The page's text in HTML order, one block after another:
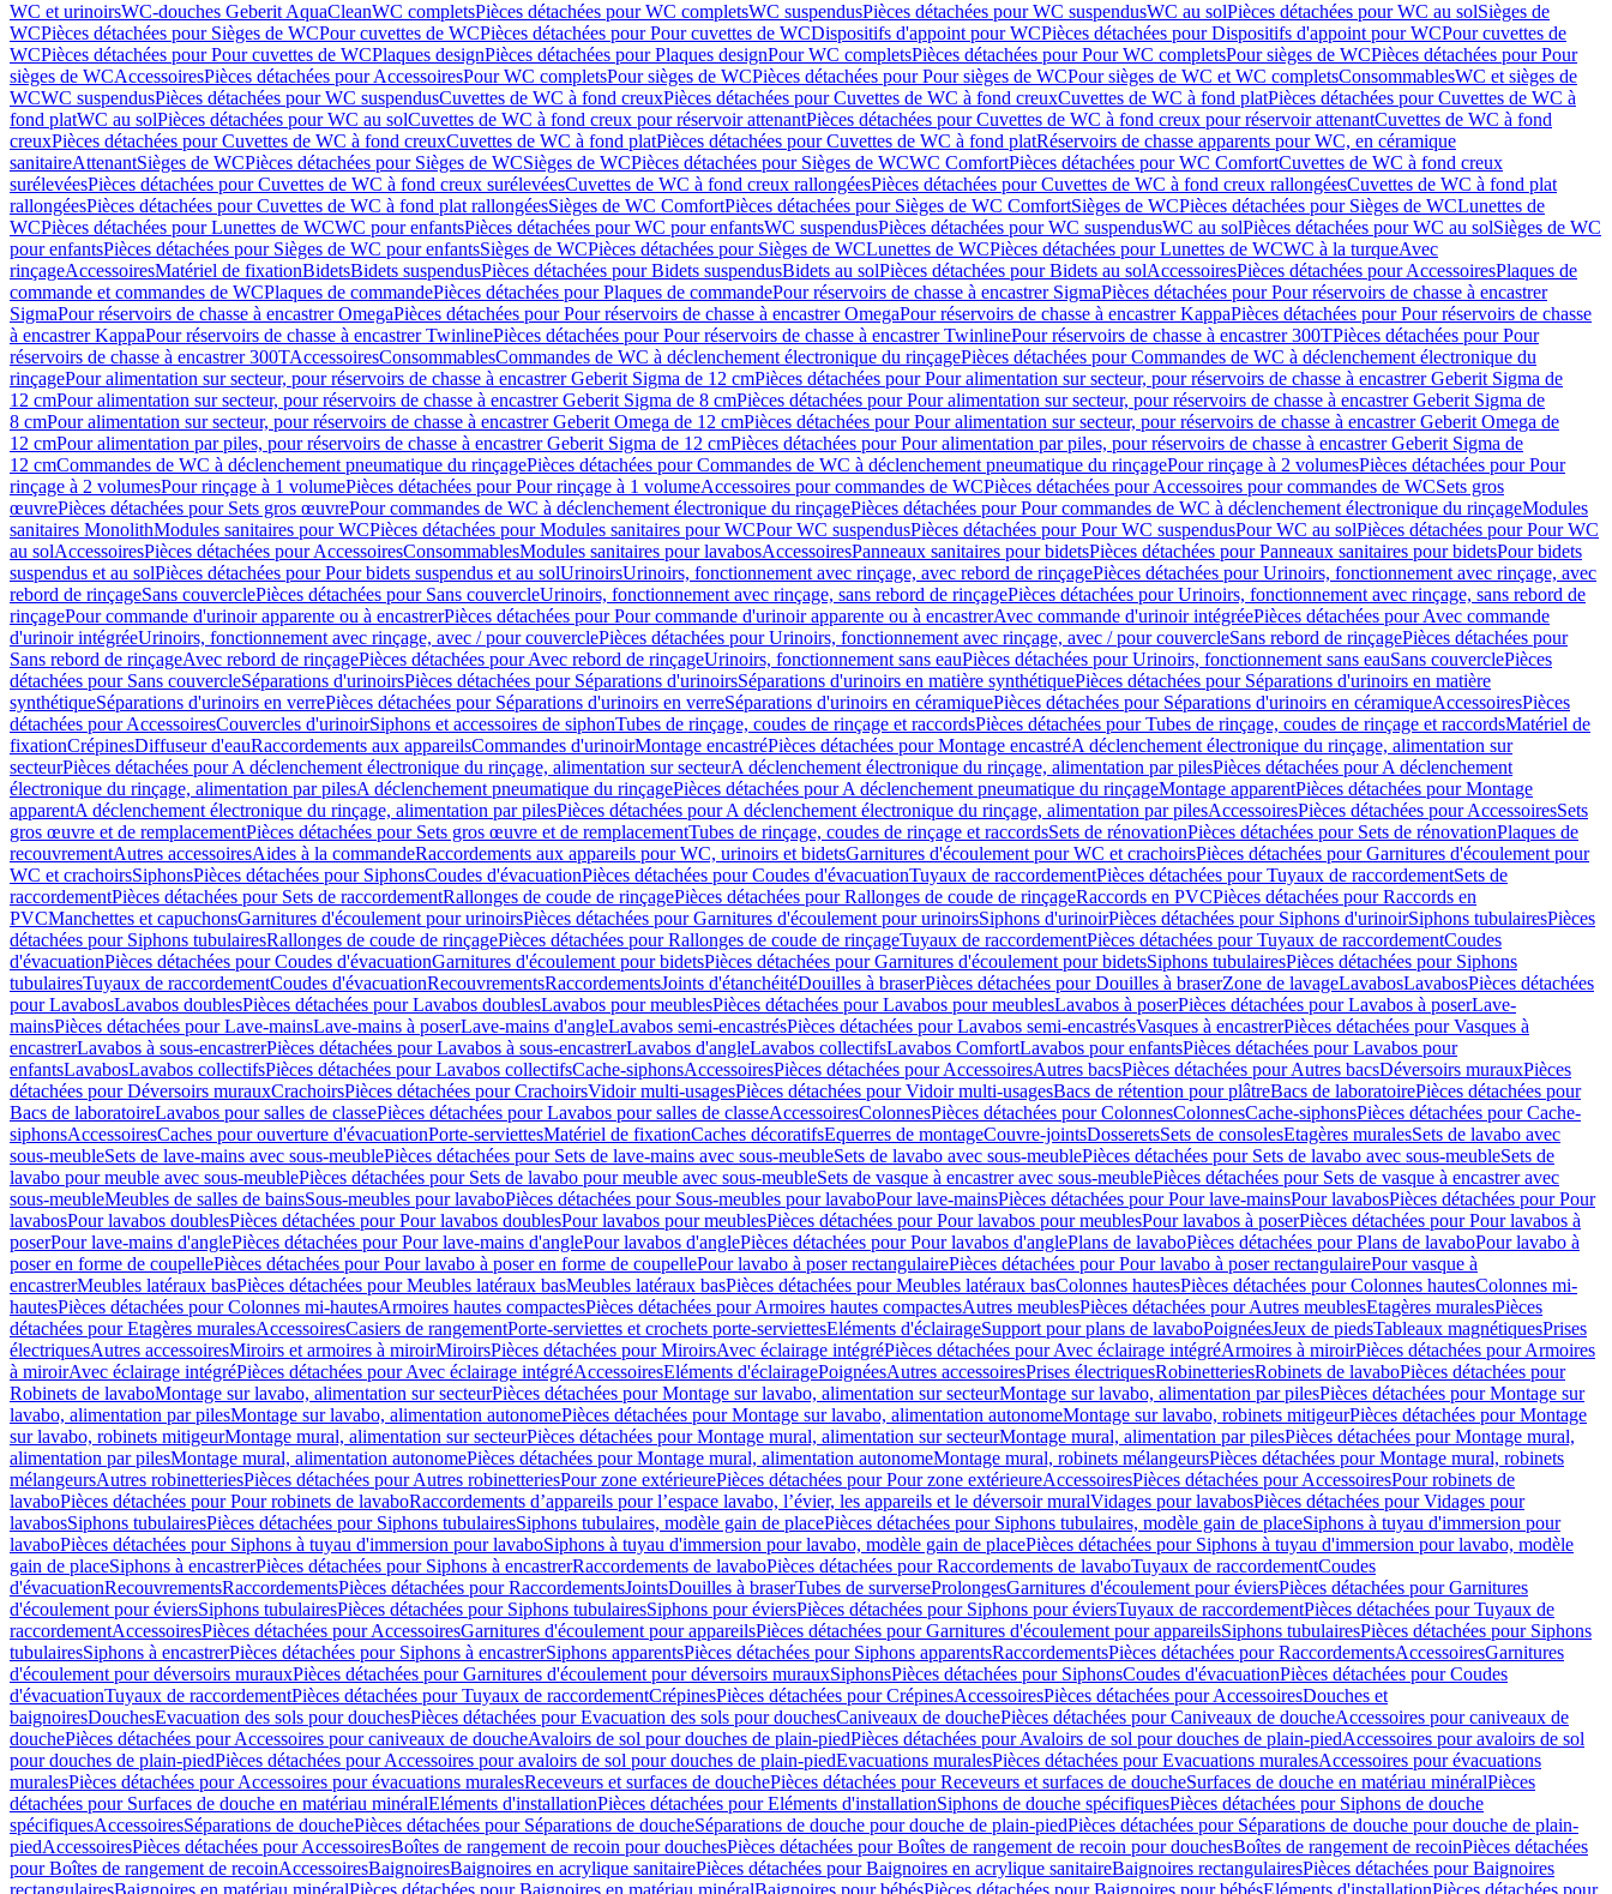
WC et urinoirsWC-douches Geberit AquaCleanWC completsPièces détachées pour WC completsWC suspendusPièces détachées pour WC suspendusWC au solPièces détachées pour WC au solSièges de
WCPièces détachées pour Sièges de WCPour cuvettes de WCPièces détachées pour Pour cuvettes de WCDispositifs d'appoint pour WCPièces détachées pour Dispositifs d'appoint pour WCPour cuvettes de
WCPièces détachées pour Pour cuvettes de WCPlaques designPièces détachées pour Plaques designPour WC completsPièces détachées pour Pour WC completsPour sièges de WCPièces détachées pour Pour
sièges de WCAccessoiresPièces détachées pour AccessoiresPour WC completsPour sièges de WCPièces détachées pour Pour sièges de WCPour sièges de WC et WC completsConsommablesWC et sièges de
WCWC suspendusPièces détachées pour WC suspendusCuvettes de WC à fond creuxPièces détachées pour Cuvettes de WC à fond creuxCuvettes de WC à fond platPièces détachées pour Cuvettes de WC à
fond platWC au solPièces détachées pour WC au solCuvettes de WC à fond creux pour réservoir attenantPièces détachées pour Cuvettes de WC à fond creux pour réservoir attenantCuvettes de WC à fond
creuxPièces détachées pour Cuvettes de WC à fond creuxCuvettes de WC à fond platPièces détachées pour Cuvettes de WC à fond platRéservoirs de chasse apparents pour WC, en céramique
sanitaireAttenantSièges de WCPièces détachées pour Sièges de WCSièges de WCPièces détachées pour Sièges de WCWC ComfortPièces détachées pour WC ComfortCuvettes de WC à fond creux
surélevéesPièces détachées pour Cuvettes de WC à fond creux surélevéesCuvettes de WC à fond creux rallongéesPièces détachées pour Cuvettes de WC à fond creux rallongéesCuvettes de WC à fond plat
rallongéesPièces détachées pour Cuvettes de WC à fond plat rallongéesSièges de WC ComfortPièces détachées pour Sièges de WC ComfortSièges de WCPièces détachées pour Sièges de WCLunettes de
WCPièces détachées pour Lunettes de WCWC pour enfantsPièces détachées pour WC pour enfantsWC suspendusPièces détachées pour WC suspendusWC au solPièces détachées pour WC au solSièges de WC
pour enfantsPièces détachées pour Sièges de WC pour enfantsSièges de WCPièces détachées pour Sièges de WCLunettes de WCPièces détachées pour Lunettes de WCWC à la turqueAvec
rinçageAccessoiresMatériel de fixationBidetsBidets suspendusPièces détachées pour Bidets suspendusBidets au solPièces détachées pour Bidets au solAccessoiresPièces détachées pour AccessoiresPlaques de
commande et commandes de WCPlaques de commandePièces détachées pour Plaques de commandePour réservoirs de chasse à encastrer SigmaPièces détachées pour Pour réservoirs de chasse à encastrer
SigmaPour réservoirs de chasse à encastrer OmegaPièces détachées pour Pour réservoirs de chasse à encastrer OmegaPour réservoirs de chasse à encastrer KappaPièces détachées pour Pour réservoirs de chasse
à encastrer KappaPour réservoirs de chasse à encastrer TwinlinePièces détachées pour Pour réservoirs de chasse à encastrer TwinlinePour réservoirs de chasse à encastrer 300TPièces détachées pour Pour
réservoirs de chasse à encastrer 300TAccessoiresConsommablesCommandes de WC à déclenchement électronique du rinçagePièces détachées pour Commandes de WC à déclenchement électronique du
rinçagePour alimentation sur secteur, pour réservoirs de chasse à encastrer Geberit Sigma de 12 cmPièces détachées pour Pour alimentation sur secteur, pour réservoirs de chasse à encastrer Geberit Sigma de
12 cmPour alimentation sur secteur, pour réservoirs de chasse à encastrer Geberit Sigma de 8 cmPièces détachées pour Pour alimentation sur secteur, pour réservoirs de chasse à encastrer Geberit Sigma de
8 cmPour alimentation sur secteur, pour réservoirs de chasse à encastrer Geberit Omega de 12 cmPièces détachées pour Pour alimentation sur secteur, pour réservoirs de chasse à encastrer Geberit Omega de
12 cmPour alimentation par piles, pour réservoirs de chasse à encastrer Geberit Sigma de 12 cmPièces détachées pour Pour alimentation par piles, pour réservoirs de chasse à encastrer Geberit Sigma de
12 cmCommandes de WC à déclenchement pneumatique du rinçagePièces détachées pour Commandes de WC à déclenchement pneumatique du rinçagePour rinçage à 2 volumesPièces détachées pour Pour
rinçage à 2 volumesPour rinçage à 1 volumePièces détachées pour Pour rinçage à 1 volumeAccessoires pour commandes de WCPièces détachées pour Accessoires pour commandes de WCSets gros
œuvrePièces détachées pour Sets gros œuvrePour commandes de WC à déclenchement électronique du rinçagePièces détachées pour Pour commandes de WC à déclenchement électronique du rinçageModules
sanitaires MonolithModules sanitaires pour WCPièces détachées pour Modules sanitaires pour WCPour WC suspendusPièces détachées pour Pour WC suspendusPour WC au solPièces détachées pour Pour WC
au solAccessoiresPièces détachées pour AccessoiresConsommablesModules sanitaires pour lavabosAccessoiresPanneaux sanitaires pour bidetsPièces détachées pour Panneaux sanitaires pour bidetsPour bidets
suspendus et au solPièces détachées pour Pour bidets suspendus et au solUrinoirsUrinoirs, fonctionnement avec rinçage, avec rebord de rinçagePièces détachées pour Urinoirs, fonctionnement avec rinçage, avec
rebord de rinçageSans couverclePièces détachées pour Sans couvercleUrinoirs, fonctionnement avec rinçage, sans rebord de rinçagePièces détachées pour Urinoirs, fonctionnement avec rinçage, sans rebord de
rinçagePour commande d'urinoir apparente ou à encastrerPièces détachées pour Pour commande d'urinoir apparente ou à encastrerAvec commande d'urinoir intégréePièces détachées pour Avec commande
d'urinoir intégréeUrinoirs, fonctionnement avec rinçage, avec / pour couverclePièces détachées pour Urinoirs, fonctionnement avec rinçage, avec / pour couvercleSans rebord de rinçagePièces détachées pour
Sans rebord de rinçageAvec rebord de rinçagePièces détachées pour Avec rebord de rinçageUrinoirs, fonctionnement sans eauPièces détachées pour Urinoirs, fonctionnement sans eauSans couverclePièces
détachées pour Sans couvercleSéparations d'urinoirsPièces détachées pour Séparations d'urinoirsSéparations d'urinoirs en matière synthétiquePièces détachées pour Séparations d'urinoirs en matière
synthétiqueSéparations d'urinoirs en verrePièces détachées pour Séparations d'urinoirs en verreSéparations d'urinoirs en céramiquePièces détachées pour Séparations d'urinoirs en céramiqueAccessoiresPièces
détachées pour AccessoiresCouvercles d'urinoirSiphons et accessoires de siphonTubes de rinçage, coudes de rinçage et raccordsPièces détachées pour Tubes de rinçage, coudes de rinçage et raccordsMatériel de
fixationCrépinesDiffuseur d'eauRaccordements aux appareilsCommandes d'urinoirMontage encastréPièces détachées pour Montage encastréA déclenchement électronique du rinçage, alimentation sur
secteurPièces détachées pour A déclenchement électronique du rinçage, alimentation sur secteurA déclenchement électronique du rinçage, alimentation par pilesPièces détachées pour A déclenchement
électronique du rinçage, alimentation par pilesA déclenchement pneumatique du rinçagePièces détachées pour A déclenchement pneumatique du rinçageMontage apparentPièces détachées pour Montage
apparentA déclenchement électronique du rinçage, alimentation par pilesPièces détachées pour A déclenchement électronique du rinçage, alimentation par pilesAccessoiresPièces détachées pour AccessoiresSets
gros œuvre et de remplacementPièces détachées pour Sets gros œuvre et de remplacementTubes de rinçage, coudes de rinçage et raccordsSets de rénovationPièces détachées pour Sets de rénovationPlaques de
recouvrementAutres accessoiresAides à la commandeRaccordements aux appareils pour WC, urinoirs et bidetsGarnitures d'écoulement pour WC et crachoirsPièces détachées pour Garnitures d'écoulement pour
WC et crachoirsSiphonsPièces détachées pour SiphonsCoudes d'évacuationPièces détachées pour Coudes d'évacuationTuyaux de raccordementPièces détachées pour Tuyaux de raccordementSets de
raccordementPièces détachées pour Sets de raccordementRallonges de coude de rinçagePièces détachées pour Rallonges de coude de rinçageRaccords en PVCPièces détachées pour Raccords en
PVCManchettes et capuchonsGarnitures d'écoulement pour urinoirsPièces détachées pour Garnitures d'écoulement pour urinoirsSiphons d'urinoirPièces détachées pour Siphons d'urinoirSiphons tubulairesPièces
détachées pour Siphons tubulairesRallonges de coude de rinçagePièces détachées pour Rallonges de coude de rinçageTuyaux de raccordementPièces détachées pour Tuyaux de raccordementCoudes
d'évacuationPièces détachées pour Coudes d'évacuationGarnitures d'écoulement pour bidetsPièces détachées pour Garnitures d'écoulement pour bidetsSiphons tubulairesPièces détachées pour Siphons
tubulairesTuyaux de raccordementCoudes d'évacuationRecouvrementsRaccordementsJoints d'étanchéitéDouilles à braserPièces détachées pour Douilles à braserZone de lavageLavabosLavabosPièces détachées
pour LavabosLavabos doublesPièces détachées pour Lavabos doublesLavabos pour meublesPièces détachées pour Lavabos pour meublesLavabos à poserPièces détachées pour Lavabos à poserLave-
mainsPièces détachées pour Lave-mainsLave-mains à poserLave-mains d'angleLavabos semi-encastrésPièces détachées pour Lavabos semi-encastrésVasques à encastrerPièces détachées pour Vasques à
encastrerLavabos à sous-encastrerPièces détachées pour Lavabos à sous-encastrerLavabos d'angleLavabos collectifsLavabos ComfortLavabos pour enfantsPièces détachées pour Lavabos pour
enfantsLavabosLavabos collectifsPièces détachées pour Lavabos collectifsCache-siphonsAccessoiresPièces détachées pour AccessoiresAutres bacsPièces détachées pour Autres bacsDéversoirs murauxPièces
détachées pour Déversoirs murauxCrachoirsPièces détachées pour CrachoirsVidoir multi-usagesPièces détachées pour Vidoir multi-usagesBacs de rétention pour plâtreBacs de laboratoirePièces détachées pour
Bacs de laboratoireLavabos pour salles de classePièces détachées pour Lavabos pour salles de classeAccessoiresColonnesPièces détachées pour ColonnesColonnesCache-siphonsPièces détachées pour Cache-
siphonsAccessoiresCaches pour ouverture d'évacuationPorte-serviettesMatériel de fixationCaches décoratifsEquerres de montageCouvre-jointsDosseretsSets de consolesEtagères muralesSets de lavabo avec
sous-meubleSets de lave-mains avec sous-meublePièces détachées pour Sets de lave-mains avec sous-meubleSets de lavabo avec sous-meublePièces détachées pour Sets de lavabo avec sous-meubleSets de
lavabo pour meuble avec sous-meublePièces détachées pour Sets de lavabo pour meuble avec sous-meubleSets de vasque à encastrer avec sous-meublePièces détachées pour Sets de vasque à encastrer avec
sous-meubleMeubles de salles de bainsSous-meubles pour lavaboPièces détachées pour Sous-meubles pour lavaboPour lave-mainsPièces détachées pour Pour lave-mainsPour lavabosPièces détachées pour Pour
lavabosPour lavabos doublesPièces détachées pour Pour lavabos doublesPour lavabos pour meublesPièces détachées pour Pour lavabos pour meublesPour lavabos à poserPièces détachées pour Pour lavabos à
poserPour lave-mains d'anglePièces détachées pour Pour lave-mains d'anglePour lavabos d'anglePièces détachées pour Pour lavabos d'anglePlans de lavaboPièces détachées pour Plans de lavaboPour lavabo à
poser en forme de coupellePièces détachées pour Pour lavabo à poser en forme de coupellePour lavabo à poser rectangulairePièces détachées pour Pour lavabo à poser rectangulairePour vasque à
encastrerMeubles latéraux basPièces détachées pour Meubles latéraux basMeubles latéraux basPièces détachées pour Meubles latéraux basColonnes hautesPièces détachées pour Colonnes hautesColonnes mi-
hautesPièces détachées pour Colonnes mi-hautesArmoires hautes compactesPièces détachées pour Armoires hautes compactesAutres meublesPièces détachées pour Autres meublesEtagères muralesPièces
détachées pour Etagères muralesAccessoiresCasiers de rangementPorte-serviettes et crochets porte-serviettesEléments d'éclairageSupport pour plans de lavaboPoignéesJeux de piedsTableaux magnétiquesPrises
électriquesAutres accessoiresMiroirs et armoires à miroirMiroirsPièces détachées pour MiroirsAvec éclairage intégréPièces détachées pour Avec éclairage intégréArmoires à miroirPièces détachées pour Armoires
à miroirAvec éclairage intégréPièces détachées pour Avec éclairage intégréAccessoiresEléments d'éclairagePoignéesAutres accessoiresPrises électriquesRobinetteriesRobinets de lavaboPièces détachées pour
Robinets de lavaboMontage sur lavabo, alimentation sur secteurPièces détachées pour Montage sur lavabo, alimentation sur secteurMontage sur lavabo, alimentation par pilesPièces détachées pour Montage sur
lavabo, alimentation par pilesMontage sur lavabo, alimentation autonomePièces détachées pour Montage sur lavabo, alimentation autonomeMontage sur lavabo, robinets mitigeurPièces détachées pour Montage
sur lavabo, robinets mitigeurMontage mural, alimentation sur secteurPièces détachées pour Montage mural, alimentation sur secteurMontage mural, alimentation par pilesPièces détachées pour Montage mural,
alimentation par pilesMontage mural, alimentation autonomePièces détachées pour Montage mural, alimentation autonomeMontage mural, robinets mélangeursPièces détachées pour Montage mural, robinets
mélangeursAutres robinetteriesPièces détachées pour Autres robinetteriesPour zone extérieurePièces détachées pour Pour zone extérieureAccessoiresPièces détachées pour AccessoiresPour robinets de
lavaboPièces détachées pour Pour robinets de lavaboRaccordements d’appareils pour l’espace lavabo, l’évier, les appareils et le déversoir muralVidages pour lavabosPièces détachées pour Vidages pour
lavabosSiphons tubulairesPièces détachées pour Siphons tubulairesSiphons tubulaires, modèle gain de placePièces détachées pour Siphons tubulaires, modèle gain de placeSiphons à tuyau d'immersion pour
lavaboPièces détachées pour Siphons à tuyau d'immersion pour lavaboSiphons à tuyau d'immersion pour lavabo, modèle gain de placePièces détachées pour Siphons à tuyau d'immersion pour lavabo, modèle
gain de placeSiphons à encastrerPièces détachées pour Siphons à encastrerRaccordements de lavaboPièces détachées pour Raccordements de lavaboTuyaux de raccordementCoudes
d'évacuationRecouvrementsRaccordementsPièces détachées pour RaccordementsJointsDouilles à braserTubes de surverseProlongesGarnitures d'écoulement pour éviersPièces détachées pour Garnitures
d'écoulement pour éviersSiphons tubulairesPièces détachées pour Siphons tubulairesSiphons pour éviersPièces détachées pour Siphons pour éviersTuyaux de raccordementPièces détachées pour Tuyaux de
raccordementAccessoiresPièces détachées pour AccessoiresGarnitures d'écoulement pour appareilsPièces détachées pour Garnitures d'écoulement pour appareilsSiphons tubulairesPièces détachées pour Siphons
tubulairesSiphons à encastrerPièces détachées pour Siphons à encastrerSiphons apparentsPièces détachées pour Siphons apparentsRaccordementsPièces détachées pour RaccordementsAccessoiresGarnitures
d'écoulement pour déversoirs murauxPièces détachées pour Garnitures d'écoulement pour déversoirs murauxSiphonsPièces détachées pour SiphonsCoudes d'évacuationPièces détachées pour Coudes
d'évacuationTuyaux de raccordementPièces détachées pour Tuyaux de raccordementCrépinesPièces détachées pour CrépinesAccessoiresPièces détachées pour AccessoiresDouches et
baignoiresDouchesEvacuation des sols pour douchesPièces détachées pour Evacuation des sols pour douchesCaniveaux de douchePièces détachées pour Caniveaux de doucheAccessoires pour caniveaux de
douchePièces détachées pour Accessoires pour caniveaux de doucheAvaloirs de sol pour douches de plain-piedPièces détachées pour Avaloirs de sol pour douches de plain-piedAccessoires pour avaloirs de sol
pour douches de plain-piedPièces détachées pour Accessoires pour avaloirs de sol pour douches de plain-piedEvacuations muralesPièces détachées pour Evacuations muralesAccessoires pour évacuations
muralesPièces détachées pour Accessoires pour évacuations muralesReceveurs et surfaces de douchePièces détachées pour Receveurs et surfaces de doucheSurfaces de douche en matériau minéralPièces
détachées pour Surfaces de douche en matériau minéralEléments d'installationPièces détachées pour Eléments d'installationSiphons de douche spécifiquesPièces détachées pour Siphons de douche
spécifiquesAccessoiresSéparations de douchePièces détachées pour Séparations de doucheSéparations de douche pour douche de plain-piedPièces détachées pour Séparations de douche pour douche de plain-
piedAccessoiresPièces détachées pour AccessoiresBoîtes de rangement de recoin pour douchesPièces détachées pour Boîtes de rangement de recoin pour douchesBoîtes de rangement de recoinPièces détachées
pour Boîtes de rangement de recoinAccessoiresBaignoiresBaignoires en acrylique sanitairePièces détachées pour Baignoires en acrylique sanitaireBaignoires rectangulairesPièces détachées pour Baignoires
rectangulairesBaignoires en matériau minéralPièces détachées pour Baignoires en matériau minéralBaignoires pour bébésPièces détachées pour Baignoires pour bébésEléments d'installationPièces détachées pour